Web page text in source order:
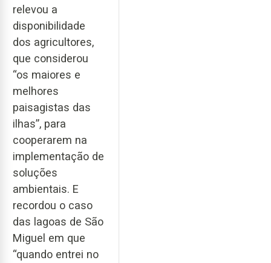
relevou a
disponibilidade
dos agricultores,
que considerou
“os maiores e
melhores
paisagistas das
ilhas”, para
cooperarem na
implementação de
soluções
ambientais. E
recordou o caso
das lagoas de São
Miguel em que
“quando entrei no